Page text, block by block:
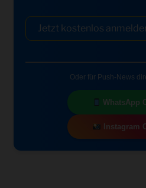
Jetzt kostenlos
Oder für Push-News
WhatsApp
Instagram